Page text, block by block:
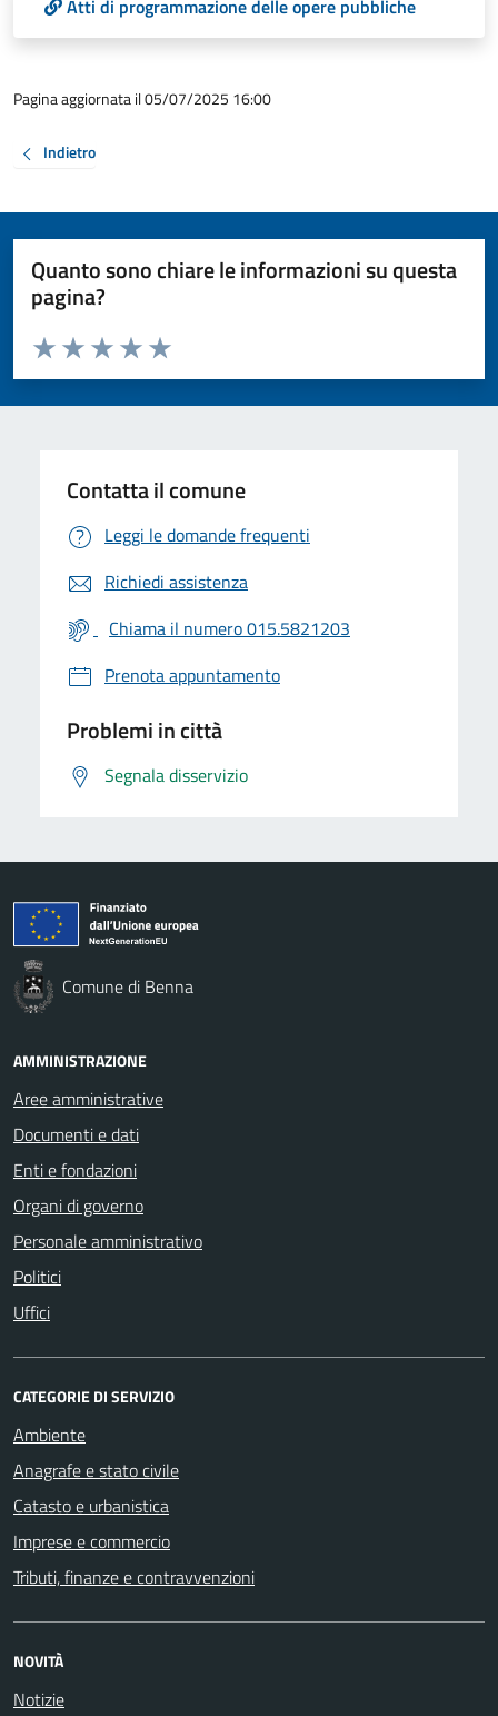
Atti di programmazione delle opere pubbliche
Pagina aggiornata il 05/07/2025 16:00
Indietro
Quanto sono chiare le informazioni su questa
pagina?
Valuta da 1 a 5 stelle la pagina
Valuta 5 stelle su 5
Valuta 4 stelle su 5
Valuta 3 stelle su 5
Valuta 2 stelle su 5
Valuta 1 stelle su 5
Contatta il comune
Leggi le domande frequenti
Richiedi assistenza
Chiama il numero 015.5821203
Prenota appuntamento
Problemi in città
Segnala disservizio
Comune di Benna
AMMINISTRAZIONE
Aree amministrative
Documenti e dati
Enti e fondazioni
Organi di governo
Personale amministrativo
Politici
Uffici
CATEGORIE DI SERVIZIO
Ambiente
Anagrafe e stato civile
Catasto e urbanistica
Imprese e commercio
Tributi, finanze e contravvenzioni
NOVITÀ
Notizie